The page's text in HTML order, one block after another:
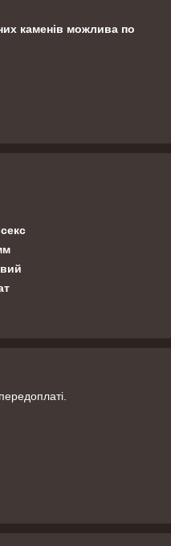
каменів можлива по